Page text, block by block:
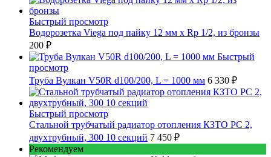
Быстрый просмотр
Водорозетка Viega под пайку 12 мм х Rp 1/2, из бронзы
200 ₽
Быстрый
просмотр
Труба Вулкан V50R d100/200, L = 1000 мм 6 330 ₽
Быстрый просмотр
Стальной трубчатый радиатор отопления КЗТО РС 2,
двухтрубный, 300 10 секций 7 450 ₽
Рекомендуем